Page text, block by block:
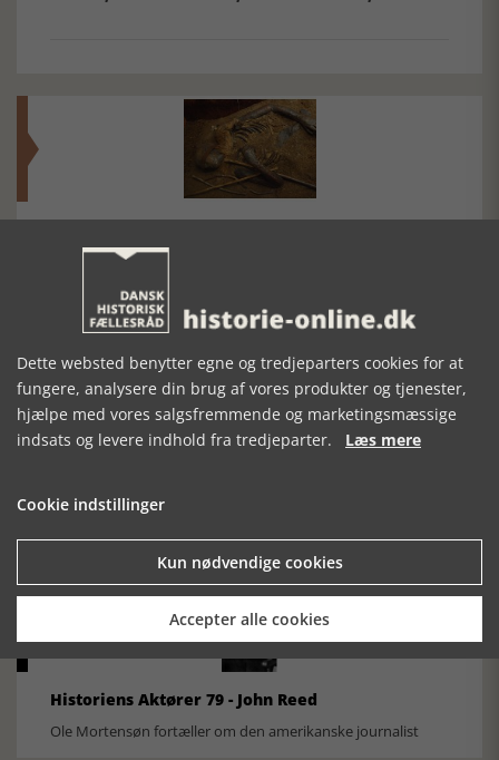
Den største samling af moselig i verden på Museum
FOBURGH Faaborg Internationale Historie Festival 2026 30.
Historiens Aktører 79 - John Reed
Ole Mortensøn fortæller om den amerikanske journalist
Dette websted benytter egne og tredjeparters cookies for at
fungere, analysere din brug af vores produkter og tjenester,
hjælpe med vores salgsfremmende og marketingsmæssige
indsats og levere indhold fra tredjeparter. Læs mere
Cookie indstillinger
Kun nødvendige cookies
Accepter alle cookies